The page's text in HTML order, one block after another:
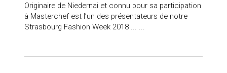
Originaire de Niedernai et connu pour sa participation
à Masterchef est l’un des présentateurs de notre
Strasbourg Fashion Week 2018 ... ...